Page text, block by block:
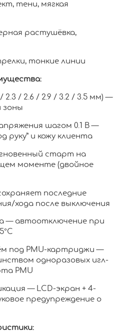
тени, мягкая
растушёвка,
тонкие линии
2.3 / 2.6 / 2.9 / 3.2 / 3.5 мм) —
зоны
шагом 0.1 В —
руку” и кожу клиента
старт на
моменте (двойное
последние
хода после выключения
— автоотключение при
под PMU-картриджи —
одноразовых игл-
PMU
— LCD-экран + 4-
предупреждение о